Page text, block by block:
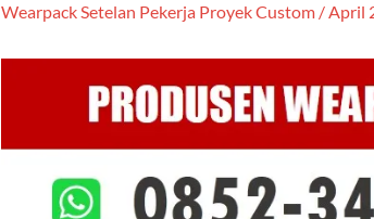
Wearpack Setelan Pekerja Proyek Custom/April